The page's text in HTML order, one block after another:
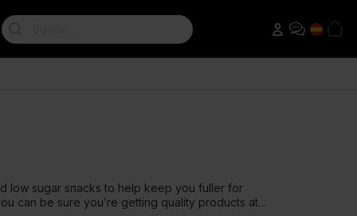
T Factor
Search:
low sugar snacks to help keep you fuller for
can be sure you’re getting quality products at